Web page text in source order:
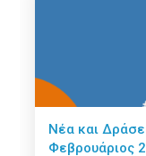
Νέα και
Φεβρουάριος